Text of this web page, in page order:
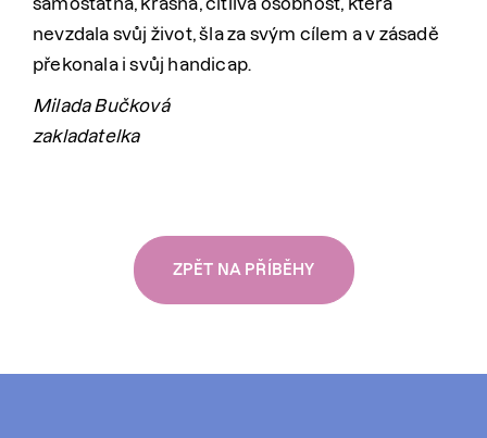
nevzdala svůj život, šla za svým cílem a v zásadě
překonala i svůj handicap.
Milada Bučková
zakladatelka
ZPĚT NA PŘÍBĚHY